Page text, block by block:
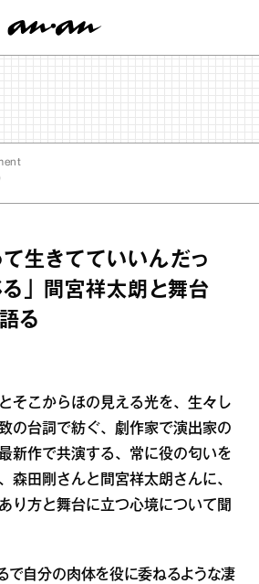
て生きてていいんだっ
る」 間宮祥太朗と舞台
る
そこからほの見える光を、生々し
の台詞で紡ぐ、劇作家で演出家の
新作で共演する、常に役の匂いを
森田剛さんと間宮祥太朗さんに、
り方と舞台に立つ心境について聞
で自分の肉体を役に委ねるような凄